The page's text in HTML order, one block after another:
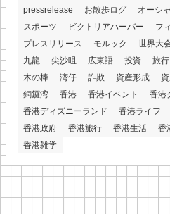
pressrelease
お散歩ログ オーシ
スポーツ
ビクトリアハーバー
フ
プレスリリース
モルック 世界大
九龍
尖沙咀 広東語 投資 旅行
木の棒
湾仔 詐欺 資産形成
銅鑼湾
香港 香港イベント
香港
香港ディズニーランド
香港ライフ
香港政府
香港旅行 香港生活 香
香港雑学